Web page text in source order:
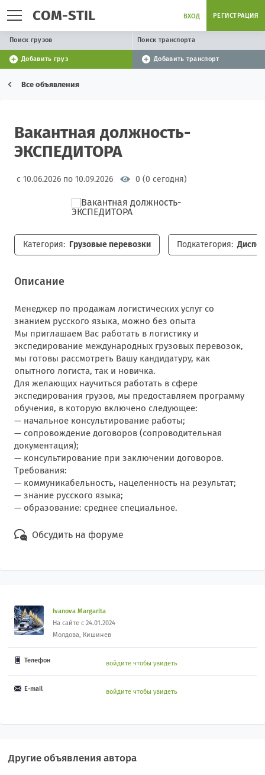
COM-STIL ВХОД РЕГИСТРАЦИЯ
Поиск грузов Поиск транспорта
Добавить груз Добавить транспорт
Все объявления
Вакантная должность-
ЭКСПЕДИТОРА
с 10.06.2026 по 10.09.2026 0 (0 сегодня)
Категория: Грузовые перевозки Подкатегория:
Описание
Менеджер по продажам логистических услуг со
знанием русского языка, можно без опыта
Мы приглашаем Вас работать в логистику и
экспедирование международных грузовых перевозок,
мы готовы рассмотреть Вашу кандидатуру, как
опытного логиста, так и новичка.
Для желающих научиться работать в сфере
экспедирования грузов, мы предоставляем программу
обучения, в которую включено следующее:
— начальное консультирование работы;
— сопровождение договоров (сопроводительная
документация);
— консультирование при заключении договоров.
Требования:
— коммуникабельность, нацеленность на результат;
— знание русского языка;
— образование: среднее специальное.
Обсудить на форуме
Ivanova Margarita
На сайте с 24.01.2024
Молдова, Кишинев
Телефон войдите чтобы увидеть
E-mail войдите чтобы увидеть
Другие объявления автора